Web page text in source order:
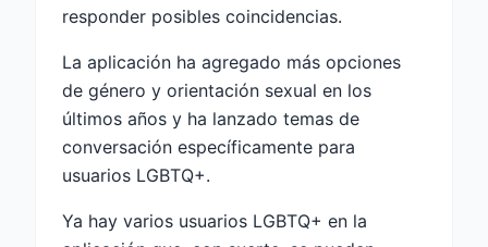
responder posibles coincidencias.
La aplicación ha agregado más opciones
de género y orientación sexual en los
últimos años y ha lanzado temas de
conversación específicamente para
usuarios LGBTQ+.
Ya hay varios usuarios LGBTQ+ en la